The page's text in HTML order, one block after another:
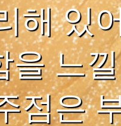
해 있
느
점은